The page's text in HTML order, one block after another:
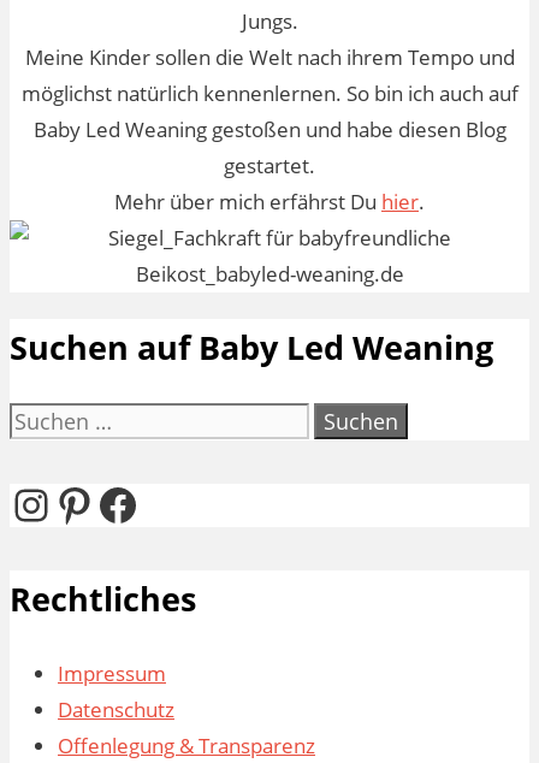
Jungs.
Meine Kinder sollen die Welt nach ihrem Tempo und
möglichst natürlich kennenlernen. So bin ich auch auf
Baby Led Weaning gestoßen und habe diesen Blog
gestartet.
Mehr über mich erfährst Du hier.
Suchen auf Baby Led Weaning
Suchen
Instagram
Pinterest
Facebook
Rechtliches
Impressum
Datenschutz
Offenlegung & Transparenz